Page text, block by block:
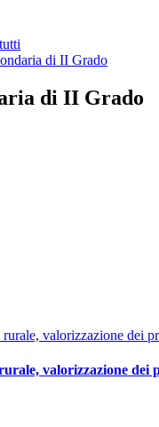
di II Grado
di II Grado
valorizzazione dei